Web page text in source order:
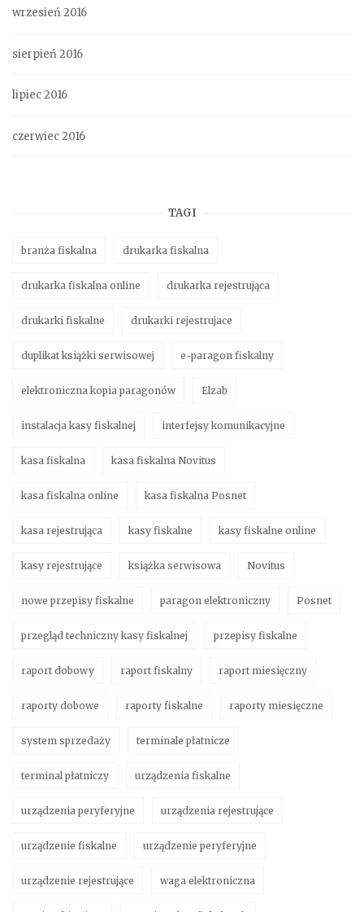
wrzesień 2016
sierpień 2016
lipiec 2016
czerwiec 2016
TAGI
branża fiskalna drukarka fiskalna
drukarka fiskalna online drukarka rejestrująca
drukarki fiskalne drukarki rejestrujace
duplikat książki serwisowej e-paragon fiskalny
elektroniczna kopia paragonów Elzab
instalacja kasy fiskalnej interfejsy komunikacyjne
kasa fiskalna kasa fiskalna Novitus
kasa fiskalna online kasa fiskalna Posnet
kasa rejestrująca kasy fiskalne kasy fiskalne online
kasy rejestrujące książka serwisowa Novitus
nowe przepisy fiskalne paragon elektroniczny Posnet
przegląd techniczny kasy fiskalnej przepisy fiskalne
raport dobowy raport fiskalny raport miesięczny
raporty dobowe raporty fiskalne raporty miesięczne
system sprzedaży terminale płatnicze
terminal płatniczy urządzenia fiskalne
urządzenia peryferyjne urządzenia rejestrujące
urządzenie fiskalne urządzenie peryferyjne
urządzenie rejestrujące waga elektroniczna